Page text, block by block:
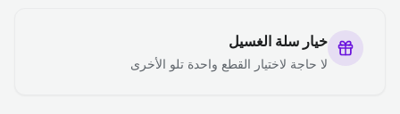
خيار سلة الغسيل
لا حاجة لاختيار القطع واحدة تلو الأخرى